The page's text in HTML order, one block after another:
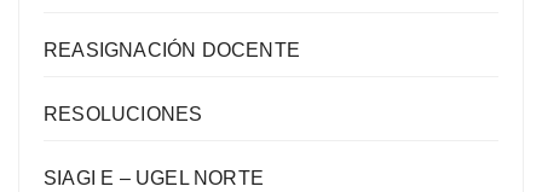
REASIGNACIÓN DOCENTE
RESOLUCIONES
SIAGI E – UGEL NORTE